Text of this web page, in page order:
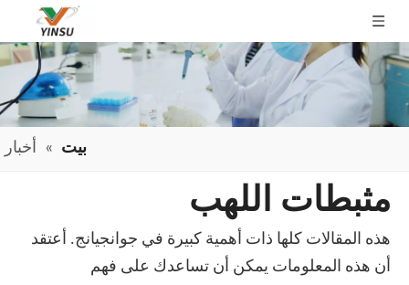
بيت » أخبار
مثبطات اللهب
هذه المقالات كلها ذات أهمية كبيرة في جوانجيانج. أعتقد
أن هذه المعلومات يمكن أن تساعدك على فهم